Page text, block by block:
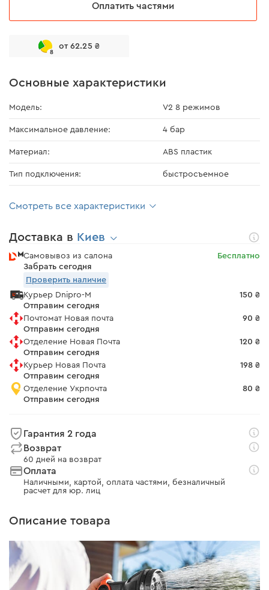
Оплатить частями
8
от 62.25 ₴
Основные характеристики
Модель: V2 8 режимов
Максимальное давление: 4 бар
Материал: ABS пластик
Тип подключения: быстросъемное
Смотреть все характеристики
Доставка в Киев
Самовывоз из салона
Забрать сегодня
Бесплатно
Проверить наличие
Курьер Dnipro-M
Отправим сегодня
150 ₴
Почтомат Новая почта
Отправим сегодня
90 ₴
Отделение Новая Почта
Отправим сегодня
120 ₴
Курьер Новая Почта
Отправим сегодня
198 ₴
Отделение Укрпочта
Отправим сегодня
80 ₴
Гарантия 2 года
Возврат
60 дней на возврат
Оплата
Наличными, картой, оплата частями, безналичный
расчет для юр. лиц
Описание товара